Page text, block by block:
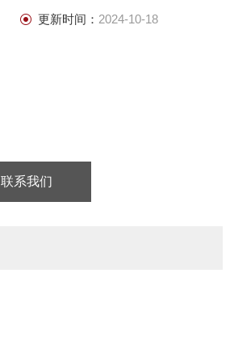
更新时间： 2024-10-18
联系我们